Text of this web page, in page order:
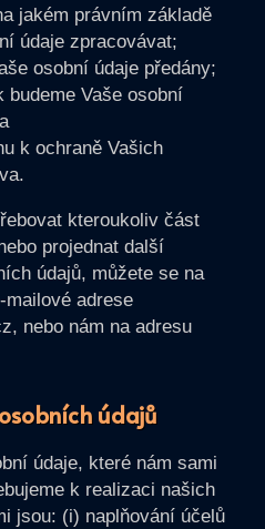
jakém právním základě
údaje zpracovávat;
osobní údaje předány;
budeme Vaše osobní
k ochraně Vašich
kteroukoliv část
projednat další
údajů, můžete se na
adrese
nebo nám na adresu
údajů
údaje, které nám sami
k realizaci našich
jsou: (i) naplňování účelů